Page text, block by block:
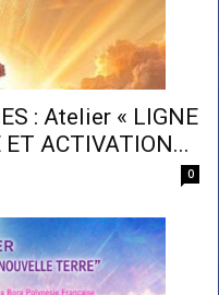
: Atelier « LIGNE
ET ACTIVATION...
0